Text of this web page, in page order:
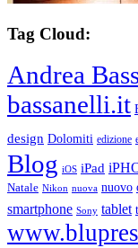
Tag Cloud:
Andrea
bassanelli.it
design Dolomiti edizione
Blog iOS iPad
Natale Nikon nuova nuovo
smartphone Sony tablet